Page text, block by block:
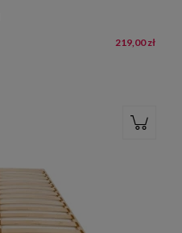
219,00 zł